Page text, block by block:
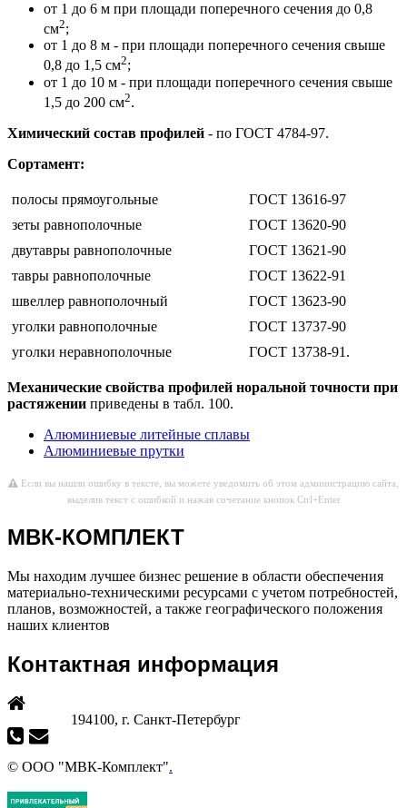
от 1 до 6 м при площади поперечного сечения до 0,8
см2;
от 1 до 8 м - при площади поперечного сечения свыше
0,8 до 1,5 см2;
от 1 до 10 м - при площади поперечного сечения свыше
1,5 до 200 см2.
Химический состав профилей - по ГОСТ 4784-97.
Сортамент:
полосы прямоугольные
ГОСТ 13616-97
зеты равнополочные
ГОСТ 13620-90
двутавры равнополочные
ГОСТ 13621-90
тавры равнополочные
ГОСТ 13622-91
швеллер равнополочный
ГОСТ 13623-90
уголки равнополочные
ГОСТ 13737-90
уголки неравнополочные
ГОСТ 13738-91.
Механические свойства профилей норальной точности при
растяжении приведены в табл. 100.
Алюминиевые литейные сплавы
Алюминиевые прутки
Если вы нашли ошибку в тексте, вы можете уведомить об этом администрацию сайта,
выделив текст с ошибкой и нажав сочетание кнопок Ctrl+Enter
МВК-КОМПЛЕКТ
Мы находим лучшее бизнес решение в области обеспечения
материально-техническими ресурсами с учетом потребностей,
планов, возможностей, а также географического положения
наших клиентов
Контактная информация
194100, г. Санкт-Петербург
© ООО "МВК-Комплект".